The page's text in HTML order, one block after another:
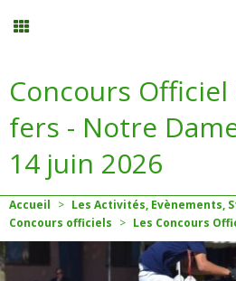
Balades
Menu
Concours Officiel
fers - Notre
14 juin 2026
Accueil > Les Activités, Evènements,
Concours officiels > Les Concours